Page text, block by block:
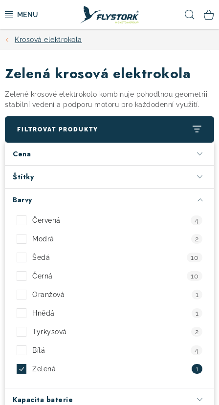
na
CYKLISTIKA
ZIMNÍ SPORTY
KOLOBĚŽKY
OBLEČENÍ A BOTY
DOPLŇKY
CAMPING
Obchodní podmínky
Moje objednávka
Krosová elektrokola
Zelená krosová elektrokola
Zelené krosové elektrokolo kombinuje pohodlnou geometrii,
stabilní vedení a podporu motoru pro každodenní využití.
FILTROVAT PRODUKTY
Cena
Štítky
Barvy
Červená 4
Modrá 2
Šedá 10
Černá 10
Oranžová 1
Hnědá 1
Tyrkysová 2
Bílá 4
Zelená 1
Kapacita baterie